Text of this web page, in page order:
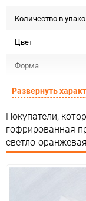
Количество в
Цвет
Форма
Материал
Срок годности
Предназначение
Развернуть
Покупатели,
гофрированная
светло-